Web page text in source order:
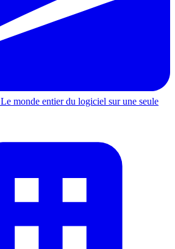
Le monde entier du logiciel sur une seule